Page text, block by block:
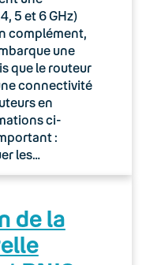
5 et 6 GHz)
complément,
une
que le routeur
connectivité
en
ci-
:
les…
de la